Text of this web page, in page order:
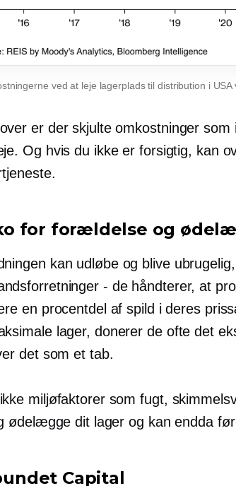
ved at leje lagerplads til distribution i USA
er der skjulte omkostninger
Og hvis du ikke er forsigtig, kan
for forældelse og
kan udløbe og blive
- de håndterer, at
en procentdel af spild i deres
lager, donerer de ofte det
det som et tab.
miljøfaktorer som fugt,
ødelægge dit lager og kan endda
Capital